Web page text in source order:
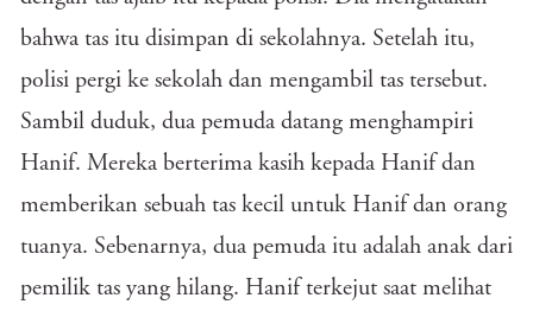
bahwa tas itu disimpan di sekolahnya. Setelah itu,
polisi pergi ke sekolah dan mengambil tas tersebut.
Sambil duduk, dua pemuda datang menghampiri
Hanif. Mereka berterima kasih kepada Hanif dan
memberikan sebuah tas kecil untuk Hanif dan orang
tuanya. Sebenarnya, dua pemuda itu adalah anak dari
pemilik tas yang hilang. Hanif terkejut saat melihat